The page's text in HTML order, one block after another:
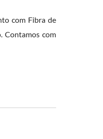
com Fibra de
Contamos com